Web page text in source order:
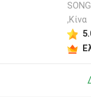
,Κίνα